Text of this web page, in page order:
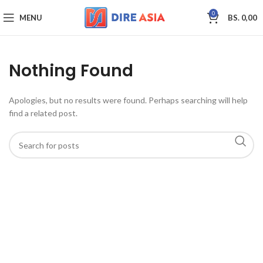
MENU 0 BS. 0,00
Nothing Found
Apologies, but no results were found. Perhaps searching will help
find a related post.